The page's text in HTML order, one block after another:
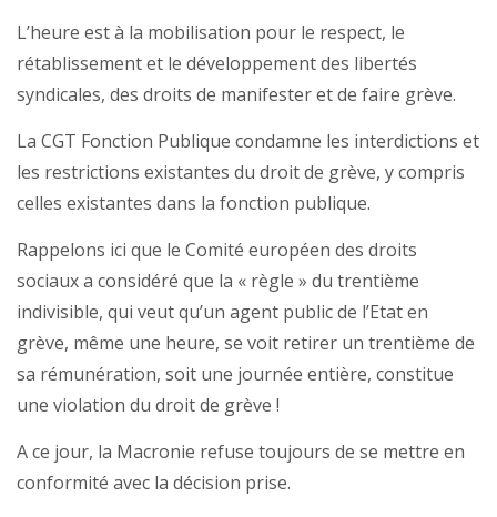
L’heure est à la mobilisation pour le respect, le
rétablissement et le développement des libertés
syndicales, des droits de manifester et de faire grève.
La CGT Fonction Publique condamne les interdictions et
les restrictions existantes du droit de grève, y compris
celles existantes dans la fonction publique.
Rappelons ici que le Comité européen des droits
sociaux a considéré que la « règle » du trentième
indivisible, qui veut qu’un agent public de l’Etat en
grève, même une heure, se voit retirer un trentième de
sa rémunération, soit une journée entière, constitue
une violation du droit de grève !
A ce jour, la Macronie refuse toujours de se mettre en
conformité avec la décision prise.